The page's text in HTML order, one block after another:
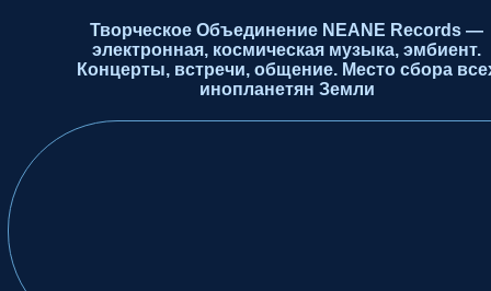
Творческое Объединение NEANE Records —
электронная, космическая музыка, эмбиент.
Концерты, встречи, общение. Место сбора
инопланетян Земли